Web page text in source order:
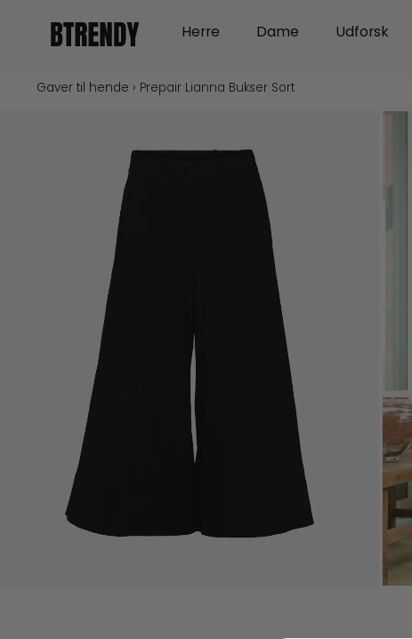
Herre Open Herre
Dame Open Dame
Udforsk
Gaver til hende › Prepair Lianna Bukser Sort